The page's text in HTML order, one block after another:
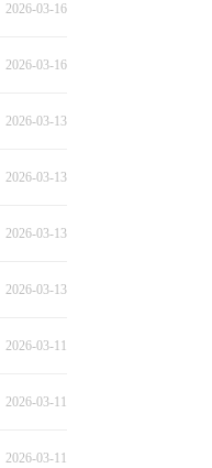
2026-03-16
2026-03-16
2026-03-13
2026-03-13
2026-03-13
2026-03-13
2026-03-11
2026-03-11
2026-03-11